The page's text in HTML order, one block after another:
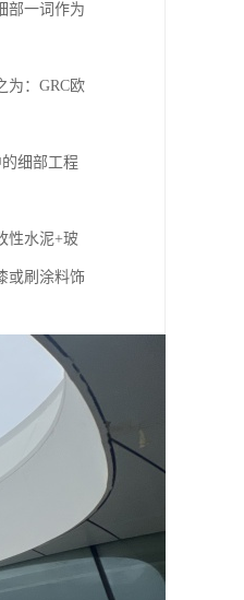
部一词作为
为：GRC欧
细部工程
性水泥+玻
或刷涂料饰